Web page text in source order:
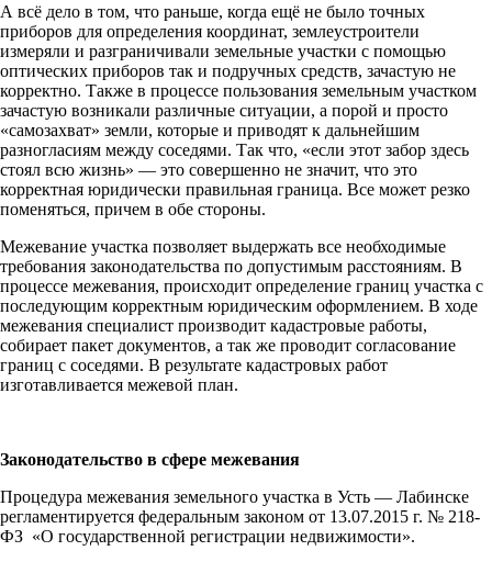
А всё дело в том, что раньше, когда ещё не было точных
приборов для определения координат, землеустроители
измеряли и разграничивали земельные участки с помощью
оптических приборов так и подручных средств, зачастую не
корректно. Также в процессе пользования земельным участком
зачастую возникали различные ситуации, а порой и просто
«самозахват» земли, которые и приводят к дальнейшим
разногласиям между соседями. Так что, «если этот забор здесь
стоял всю жизнь» — это совершенно не значит, что это
корректная юридически правильная граница. Все может резко
поменяться, причем в обе стороны.
Межевание участка позволяет выдержать все необходимые
требования законодательства по допустимым расстояниям. В
процессе межевания, происходит определение границ участка с
последующим корректным юридическим оформлением. В ходе
межевания специалист производит кадастровые работы,
собирает пакет документов, а так же проводит согласование
границ с соседями. В результате кадастровых работ
изготавливается межевой план.
Законодательство в сфере межевания
Процедура межевания земельного участка в Усть — Лабинске
регламентируется федеральным законом от 13.07.2015 г. № 218-
ФЗ «О государственной регистрации недвижимости».